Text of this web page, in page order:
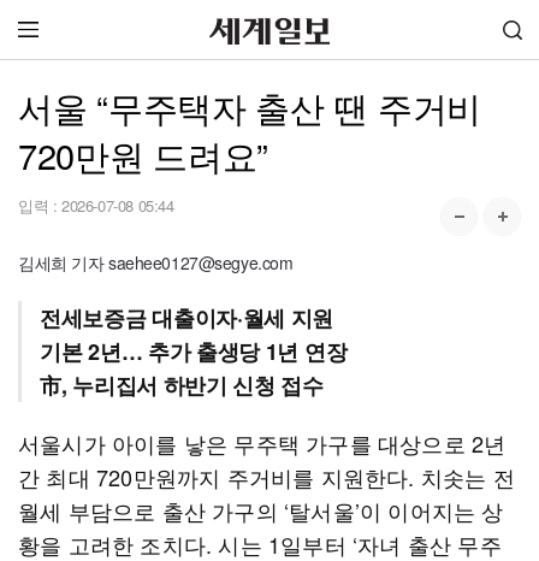
서울 “무주택자 출산 땐 주거비
720만원 드려요”
입력 : 2026-07-08 05:44
김세희 기자 saehee0127@segye.com
전세보증금 대출이자·월세 지원
기본 2년… 추가 출생당 1년 연장
市, 누리집서 하반기 신청 접수
서울시가 아이를 낳은 무주택 가구를 대상으로 2년
간 최대 720만원까지 주거비를 지원한다. 치솟는 전
월세 부담으로 출산 가구의 ‘탈서울’이 이어지는 상
황을 고려한 조치다. 시는 1일부터 ‘자녀 출산 무주